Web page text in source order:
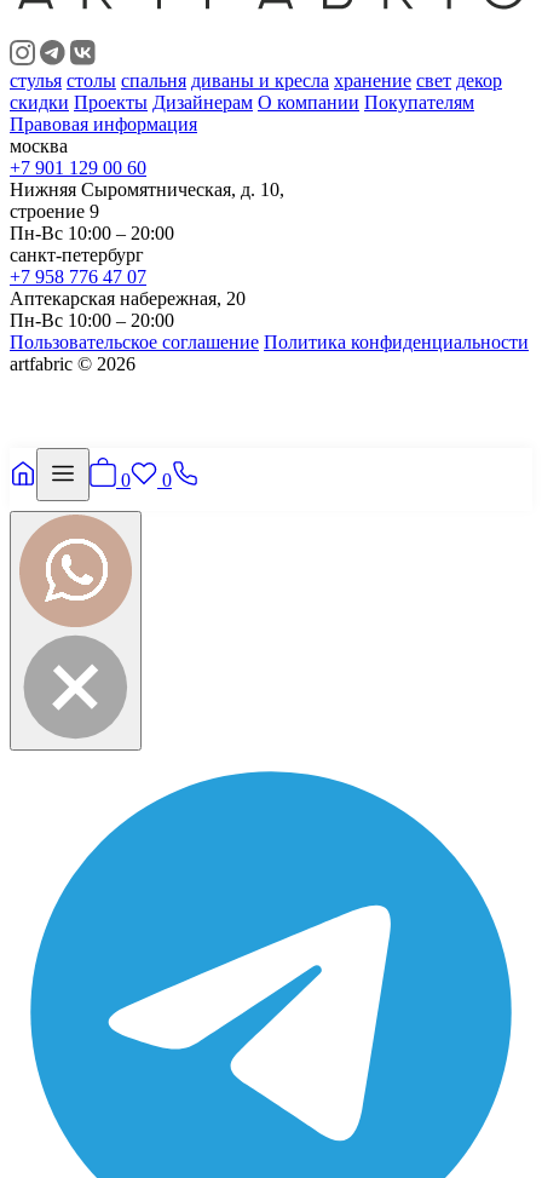
стулья столы спальня диваны и кресла хранение свет декор
скидки Проекты Дизайнерам О компании Покупателям
Правовая информация
москва
+7 901 129 00 60
Нижняя Сыромятническая, д. 10,
строение 9
Пн-Вс 10:00 – 20:00
санкт-петербург
+7 958 776 47 07
Аптекарская набережная, 20
Пн-Вс 10:00 – 20:00
Пользовательское соглашение Политика конфиденциальности
artfabric © 2026
0 0